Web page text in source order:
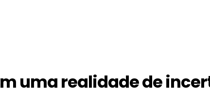
uma realidade de